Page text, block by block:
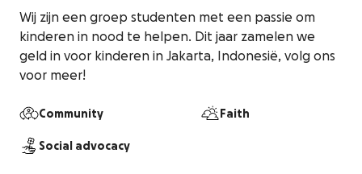
Wij zijn een groep studenten met een passie om
kinderen in nood te helpen. Dit jaar zamelen we
geld in voor kinderen in Jakarta, Indonesië, volg ons
voor meer!
Community Faith
Social advocacy